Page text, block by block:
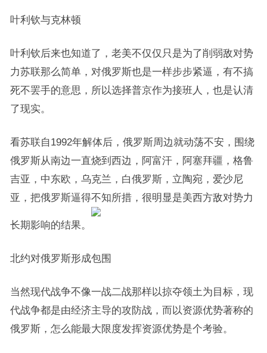
叶利钦与克林顿
叶利钦后来也知道了，老美不仅仅只是为了削弱敌对势
力苏联那么简单，对俄罗斯也是一样步步紧逼，有不搞
死不罢手的意思，所以选择普京作为接班人，也是认清
了现实。
看苏联自1992年解体后，俄罗斯周边就动荡不安，围绕
俄罗斯从南边一直烧到西边，阿富汗，阿塞拜疆，格鲁
吉亚，中东欧，乌克兰，白俄罗斯，立陶宛，爱沙尼
亚，把俄罗斯逼得不知所措，很明显是美西方敌对势力
长期影响的结果。
北约对俄罗斯形成包围
当然现代战争不像一战二战那样以掠夺领土为目标，现
代战争都是由经济主导的攻防战，而以资源优势著称的
俄罗斯，怎么能最大限度发挥资源优势是个考验。